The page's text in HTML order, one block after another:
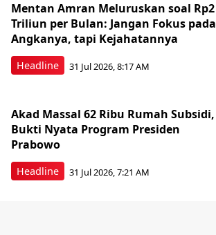
Headline
Mentan Amran Meluruskan soal Rp2
Triliun per Bulan: Jangan Fokus pada
Angkanya, tapi Kejahatannya
31 Jul 2026, 8:17 AM
Headline
Akad Massal 62 Ribu Rumah Subsidi,
Bukti Nyata Program Presiden
Prabowo
31 Jul 2026, 7:21 AM